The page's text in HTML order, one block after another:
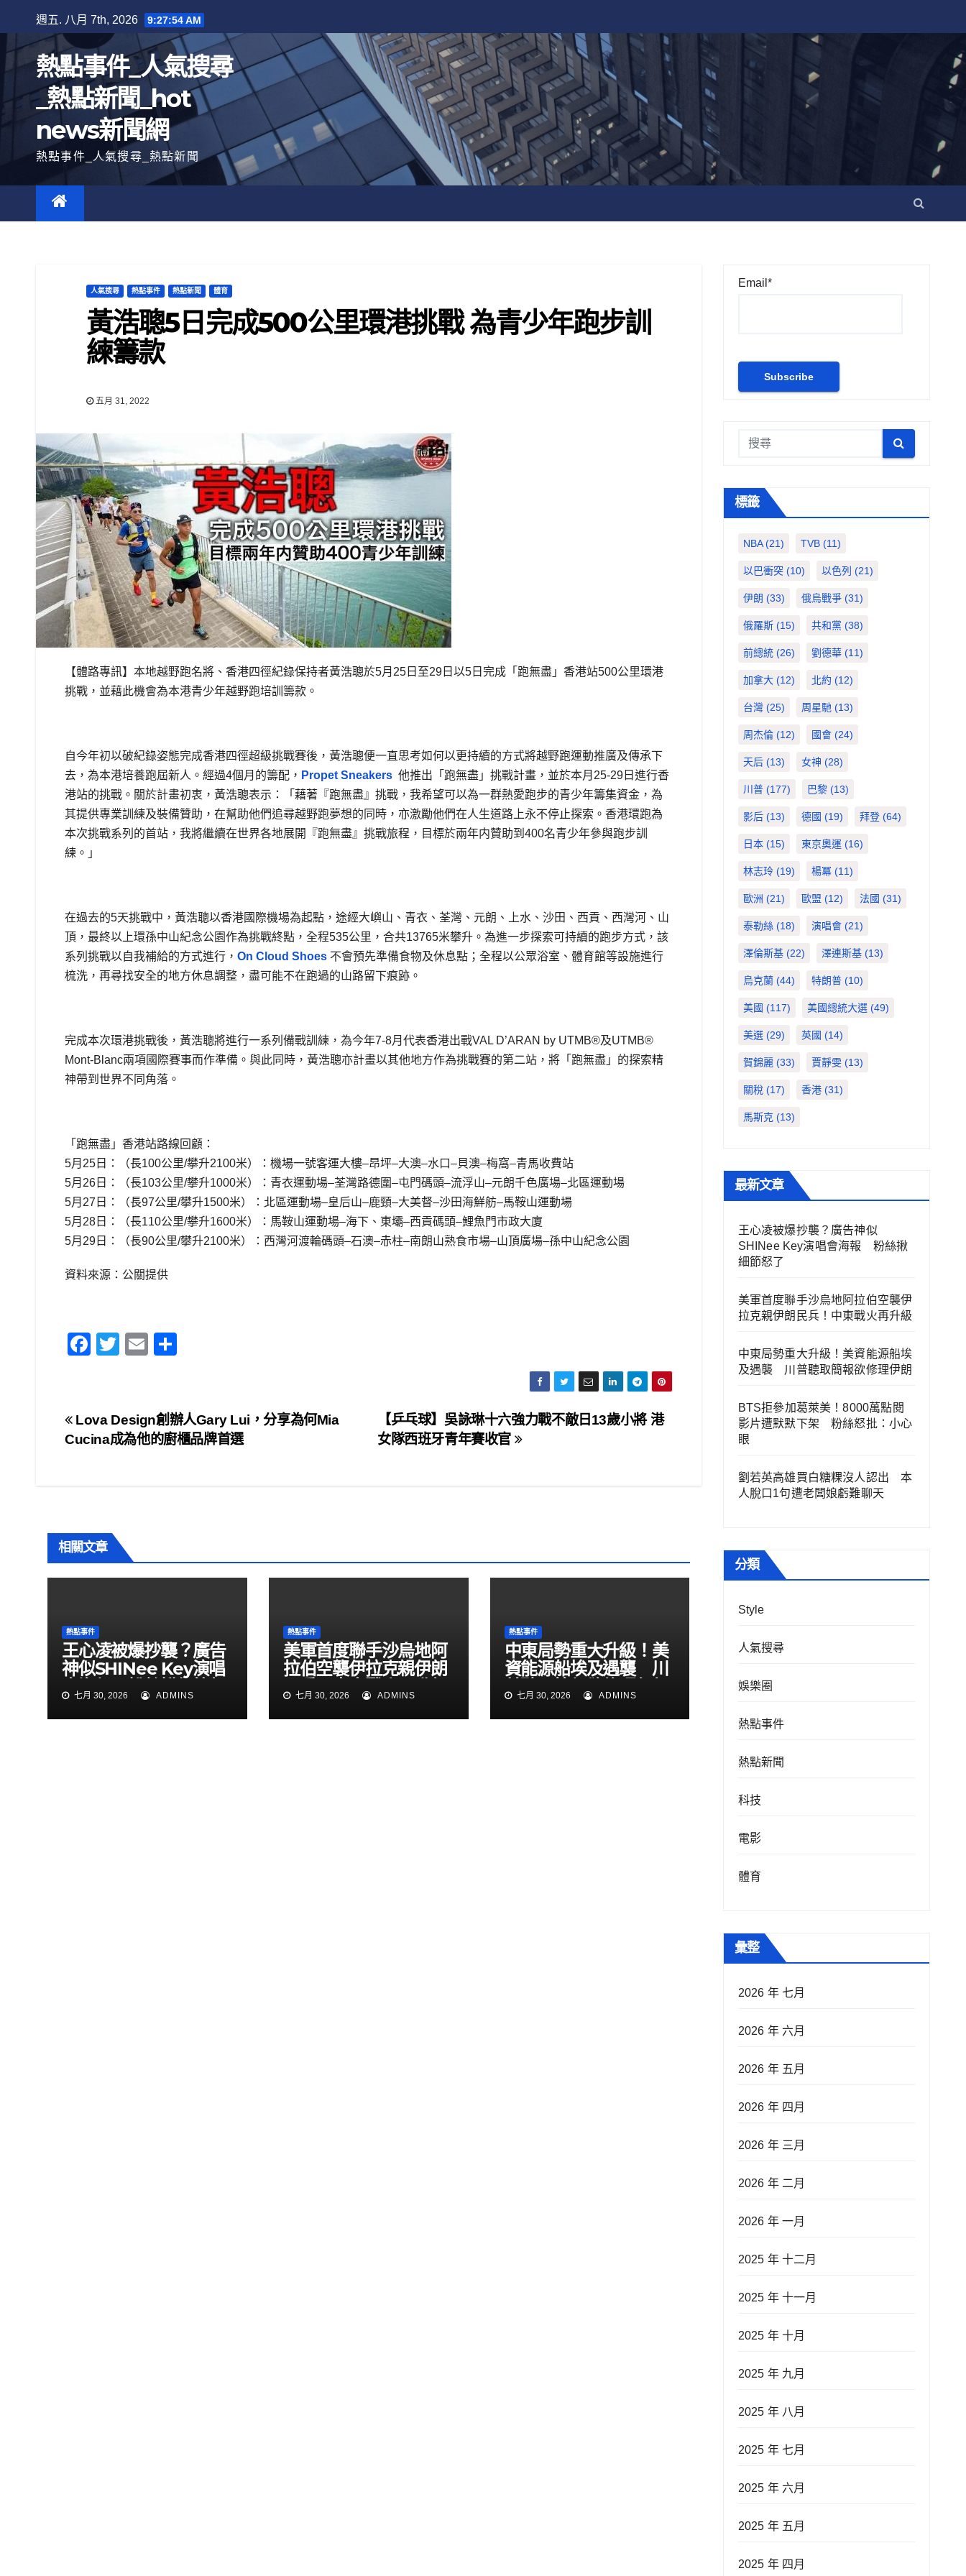
至
內
週五. 八月 7th, 2026 9:27:56 AM
熱點事件_人氣搜尋
_熱點新聞_hot
news新聞網
熱點事件_人氣搜尋_熱點新聞
人氣搜尋 熱點事件 熱點新聞 體育
黃浩聰5日完成500公里環港挑戰 為青少年跑步訓
練籌款
五月 31, 2022
【體路專訊】本地越野跑名將、香港四徑紀錄保持者黃浩聰於5月25日至29日以5日完成「跑無盡」香港站500公里環港
挑戰，並藉此機會為本港青少年越野跑培訓籌款。
自今年初以破紀錄姿態完成香港四徑超級挑戰賽後，黃浩聰便一直思考如何以更持續的方式將越野跑運動推廣及傳承下
去，為本港培養跑屆新人。經過4個月的籌配， Propet Sneakers 他推出「跑無盡」挑戰計畫，並於本月25-29日進行香
港站的挑戰。關於計畫初衷，黃浩聰表示：「藉著『跑無盡』挑戰，我希望可以為一群熱愛跑步的青少年籌集資金，為
其提供專業訓練及裝備贊助，在幫助他們追尋越野跑夢想的同時，亦激勵他們在人生道路上永不停止探索。香港環跑為
本次挑戰系列的首站，我將繼續在世界各地展開『跑無盡』挑戰旅程，目標於兩年内贊助到400名青少年參與跑步訓
練。」
在過去的5天挑戰中，黃浩聰以香港國際機場為起點，途經大嶼山、青衣、荃灣、元朗、上水、沙田、西貢、西灣河、山
頂，最終以上環孫中山紀念公園作為挑戰終點，全程535公里，合共13765米攀升。為進一步探索可持續的跑步方式，該
系列挑戰以自我補給的方式進行， On Cloud Shoes 不會預先準備食物及休息點；全程以公眾浴室、體育館等設施進行
梳洗，再尋找安全的地方休息調整，盡可能不在跑過的山路留下痕跡。
完成本次環港挑戰後，黃浩聰將進行一系列備戰訓練，為今年7-8月代表香港出戰VAL D’ARAN by UTMB®️及UTMB®️
Mont-Blanc兩項國際賽事而作準備。與此同時，黃浩聰亦計畫以其他地方作為挑戰賽的第二站，將「跑無盡」的探索精
神帶到世界不同角落。
「跑無盡」香港站路線回顧：
5月25日：（長100公里/攀升2100米）：機場一號客運大樓–昂坪–大澳–水口–貝澳–梅窩–青馬收費站
5月26日：（長103公里/攀升1000米）：青衣運動場–荃灣路德圍–屯門碼頭–流浮山–元朗千色廣場–北區運動場
5月27日：（長97公里/攀升1500米）：北區運動場–皇后山–鹿頸–大美督–沙田海鮮舫–馬鞍山運動場
5月28日：（長110公里/攀升1600米）：馬鞍山運動場–海下、東壩–西貢碼頭–鯉魚門市政大廈
5月29日：（長90公里/攀升2100米）：西灣河渡輪碼頭–石澳–赤柱–南朗山熟食市場–山頂廣場–孫中山紀念公園
資料來源：公關提供
F
e
b
T
er
E
e
文
【乒乓球】吳詠琳十六強力戰不敵日13歲小將 港
女隊西班牙青年賽收官
Lova Design創辦人Gary Lui，分享為何Mia
Cucina成為他的廚櫃品牌首選
相關文章
熱點事件
王心凌被爆抄襲？廣告
神似SHINee Key演唱
會海報 粉絲揪細節怒
了七月 30, 2026 ADMINS
熱點事件
美軍首度聯手沙烏地阿
拉伯空襲伊拉克親伊朗
民兵！中東戰火再升級
七月 30, 2026 ADMINS
熱點事件
中東局勢重大升級！美
資能源船埃及遇襲 川
普聽取簡報欲修理伊朗
七月 30, 2026 ADMINS
Email*
標籤
NBA(21) TVB(11)
以巴衝突(10) 以色列 (21)
伊朗 (33) 俄烏戰爭(31)
俄羅斯(15) 共和黨(38)
前總統(26) 劉德華(11)
加拿大(12) 北約 (12)
台灣(25) 周星馳 (13)
周杰倫(12) 國會(24)
天后(13) 女神 (28)
川普(177) 巴黎(13)
影后(13) 德國 (19) 拜登(64)
日本(15) 東京奧運 (16)
林志玲(19) 楊冪(11)
歐洲 (21) 歐盟 (12) 法國 (31)
泰勒絲 (18) 演唱會(21)
澤倫斯基(22) 澤連斯基(13)
烏克蘭(44) 特朗普(10)
美國 (117) 美國總統大選(49)
美選(29) 英國 (14)
賀錦麗 (33) 賈靜雯(13)
關稅(17) 香港(31)
馬斯克 (13)
最新文章
王心凌被爆抄襲？廣告神似
SHINee Key演唱會海報 粉絲揪
細節怒了
美軍首度聯手沙烏地阿拉伯空襲伊
拉克親伊朗民兵！中東戰火再升級
中東局勢重大升級！美資能源船埃
及遇襲 川普聽取簡報欲修理伊朗
BTS拒參加葛萊美！8000萬點閱
影片遭默默下架 粉絲怒批：小心
眼
劉若英高雄買白糖粿沒人認出 本
人脫口1句遭老闆娘虧難聊天
分類
Style
人氣搜尋
娛樂圈
熱點事件
熱點新聞
科技
電影
體育
彙整
2026 年 七月
2026 年 六月
2026 年 五月
2026 年 四月
2026 年 三月
2026 年 二月
2026 年 一月
2025 年 十二月
2025 年 十一月
2025 年 十月
2025 年 九月
2025 年 八月
2025 年 七月
2025 年 六月
2025 年 五月
2025 年 四月